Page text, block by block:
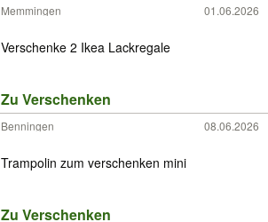
Memmingen 01.06.2026
Verschenke 2 Ikea Lackregale
Zu Verschenken
Benningen 08.06.2026
Trampolin zum verschenken mini
Zu Verschenken